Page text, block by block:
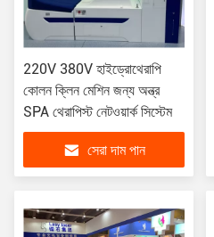
220V 380V হাইড্রোথেরাপি
কোলন ক্লিন মেশিন জন্য অন্ত্র
SPA থেরাপিস্ট নেটওয়ার্ক সিস্টেম
সেরা দাম পান